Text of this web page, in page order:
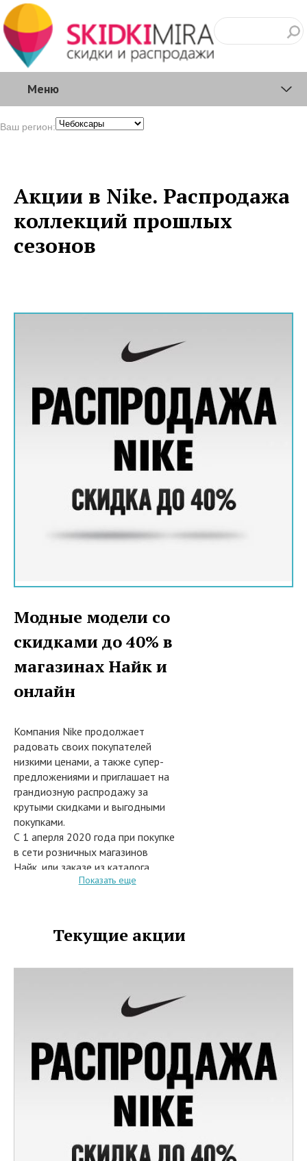
Меню
Ваш регион:
Акции в Nike. Распродажа
коллекций прошлых
сезонов
Модные модели со
скидками до 40% в
магазинах Найк и
онлайн
Компания Nike продолжает
радовать своих покупателей
низкими ценами, а также супер-
предложениями и приглашает на
грандиозную распродажу за
крутыми скидками и выгодными
покупками.
С 1 аперля 2020 года при покупке
в сети розничных магазинов
Найк, или заказе из каталога
раздела "Распродажа" на сайте
моделей мужской и женской
спортивной одежды, а также
В акции участвуют следующие
• Кроссовки
• Футболки и майки
• Брюки
Показать еще
Текущие акции